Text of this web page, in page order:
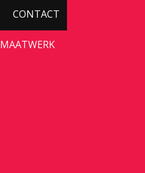
CONTACT
MAATWERK